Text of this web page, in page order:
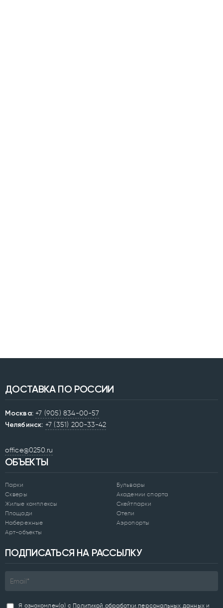
ДОСТАВКА ПО РОССИИ
Москва: +7 (905) 834-00-57
Челябинск: +7 (351) 200-33-42
office@0250.ru
ОБЪЕКТЫ
Парки
Скверы
Жилые комплексы
Площади
Набережные
Арт-объекты
Бульвары
Академии спорта
Скейтпарки
Отели
Аэропорты
ПОДПИСАТЬСЯ НА РАССЫЛКУ
Я ознакомлен(а) с Политикой обработки персональных данныхи